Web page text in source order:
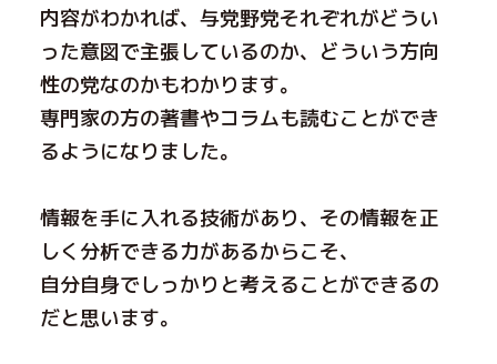
内容がわかれば、与党野党それぞれがどうい
った意図で主張しているのか、どういう方向
性の党なのかもわかります。
専門家の方の著書やコラムも読むことができ
るようになりました。
情報を手に入れる技術があり、その情報を正
しく分析できる力があるからこそ、
自分自身でしっかりと考えることができるの
だと思います。